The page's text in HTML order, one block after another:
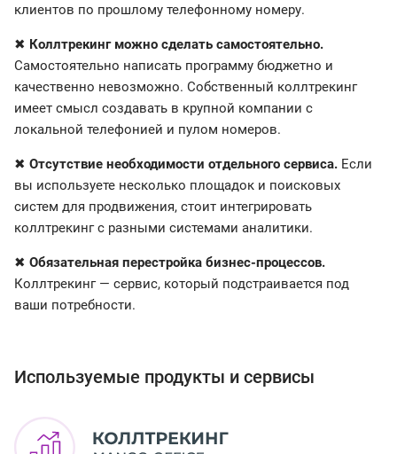
клиентов по прошлому телефонному номеру.
✖ Коллтрекинг можно сделать самостоятельно.
Самостоятельно написать программу бюджетно и
качественно невозможно. Собственный коллтрекинг
имеет смысл создавать в крупной компании с
локальной телефонией и пулом номеров.
✖ Отсутствие необходимости отдельного сервиса. Если
вы используете несколько площадок и поисковых
систем для продвижения, стоит интегрировать
коллтрекинг с разными системами аналитики.
✖ Обязательная перестройка бизнес-процессов.
Коллтрекинг — сервис, который подстраивается под
ваши потребности.
Используемые продукты и сервисы